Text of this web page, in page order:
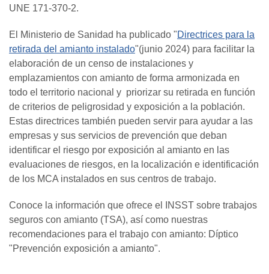
UNE 171-370-2.
El Ministerio de Sanidad ha publicado "Directrices para la
retirada del amianto instalado"(junio 2024) para facilitar la
elaboración de un censo de instalaciones y
emplazamientos con amianto de forma armonizada en
todo el territorio nacional y priorizar su retirada en función
de criterios de peligrosidad y exposición a la población.
Estas directrices también pueden servir para ayudar a las
empresas y sus servicios de prevención que deban
identificar el riesgo por exposición al amianto en las
evaluaciones de riesgos, en la localización e identificación
de los MCA instalados en sus centros de trabajo.
Conoce la información que ofrece el INSST sobre trabajos
seguros con amianto (TSA), así como nuestras
recomendaciones para el trabajo con amianto: Díptico
"Prevención exposición a amianto".